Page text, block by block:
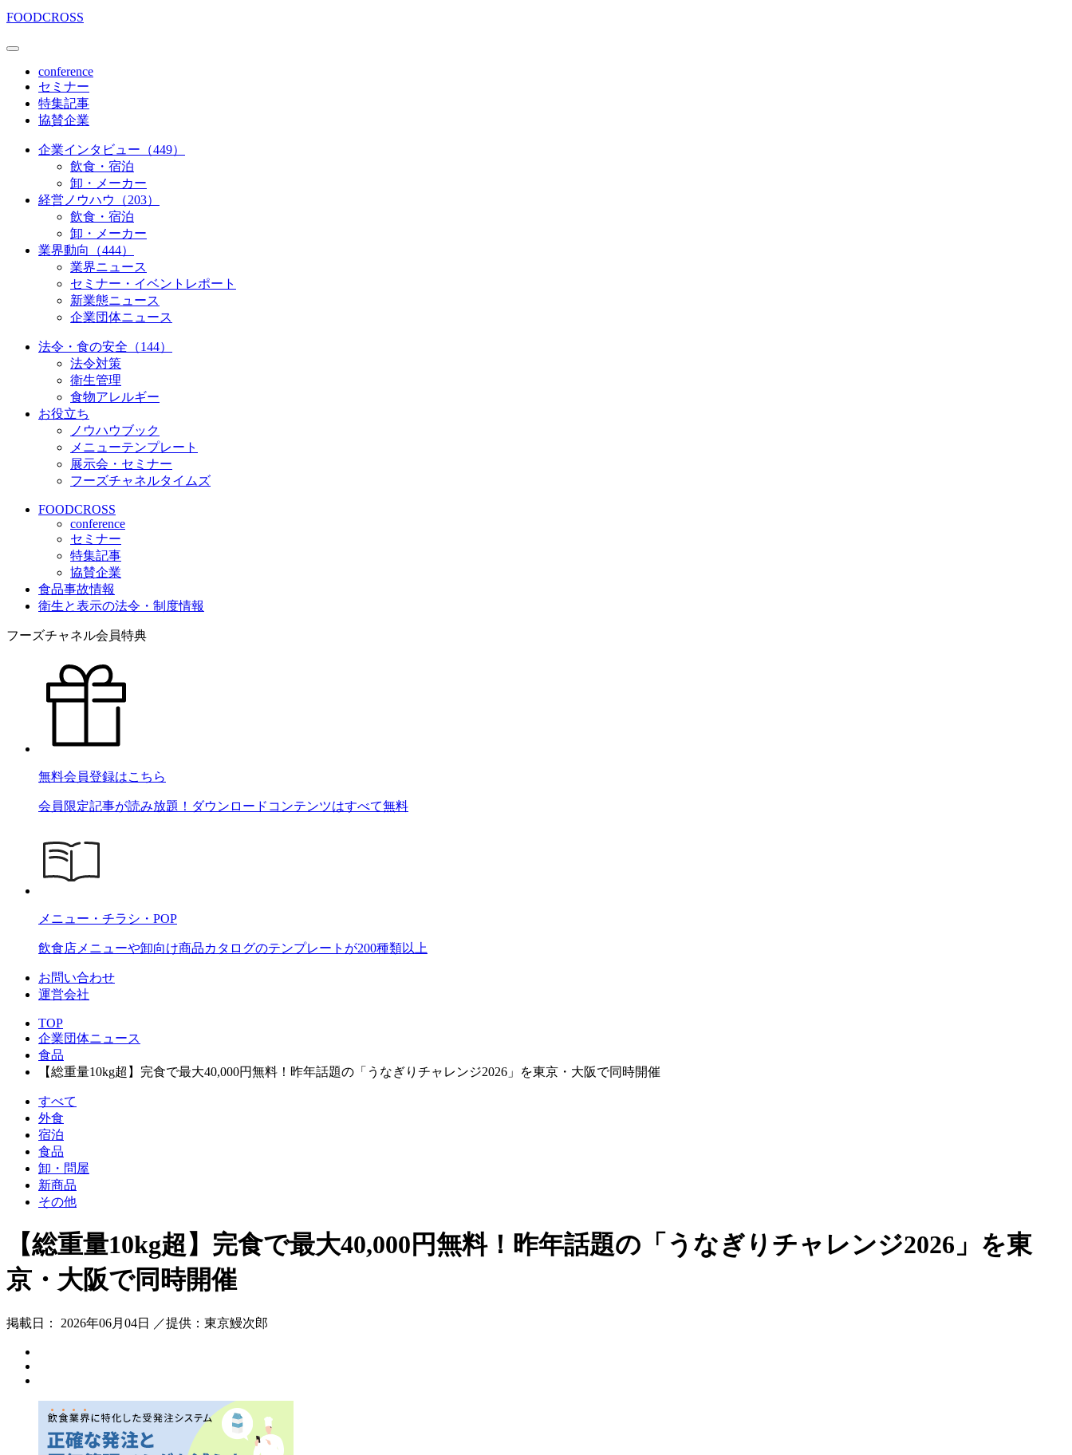
FOODCROSS
conference
セミナー
特集記事
協賛企業
企業インタビュー（449）
飲食・宿泊
卸・メーカー
経営ノウハウ（203）
飲食・宿泊
卸・メーカー
業界動向（444）
業界ニュース
セミナー・イベントレポート
新業態ニュース
企業団体ニュース
法令・食の安全（144）
法令対策
衛生管理
食物アレルギー
お役立ち
ノウハウブック
メニューテンプレート
展示会・セミナー
フーズチャネルタイムズ
FOODCROSS
conference
セミナー
特集記事
協賛企業
食品事故情報
衛生と表示の法令・制度情報
フーズチャネル会員特典
無料会員登録はこちら
会員限定記事が読み放題！ダウンロードコンテンツはすべて無料
メニュー・チラシ・POP
飲食店メニューや卸向け商品カタログのテンプレートが200種類以上
お問い合わせ
運営会社
TOP
企業団体ニュース
食品
【総重量10kg超】完食で最大40,000円無料！昨年話題の「うなぎりチャレンジ2026」を東京・大阪で同時開催
すべて
外食
宿泊
食品
卸・問屋
新商品
その他
【総重量10kg超】完食で最大40,000円無料！昨年話題の「うなぎりチャレンジ2026」を東
京・大阪で同時開催
掲載日： 2026年06月04日 ／提供：東京鰻次郎